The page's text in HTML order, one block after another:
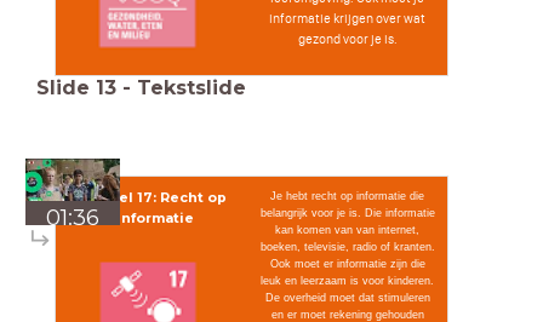
informatie krijgen over wat
gezond voor je is.
Slide 13 - Tekstslide
01:36
Artikel 17: Recht op
informatie
Je hebt recht op informatie die
belangrijk voor je is. Die informatie
kan komen van van internet,
boeken, televisie, radio of kranten.
Ook moet er informatie zijn die
leuk en leerzaam is voor kinderen.
De overheid moet dat stimuleren
en er moet rekening gehouden